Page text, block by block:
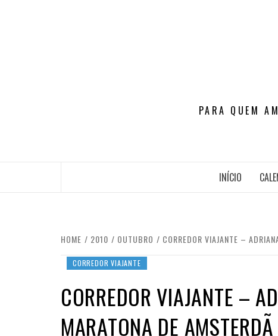
PARA QUEM
INÍCIO
HOME 2010 OUTUBRO CORREDOR VIAJANTE –
CORREDOR VIAJANTE
CORREDOR VIAJANTE –
MARATONA DE AMSTERDÃ